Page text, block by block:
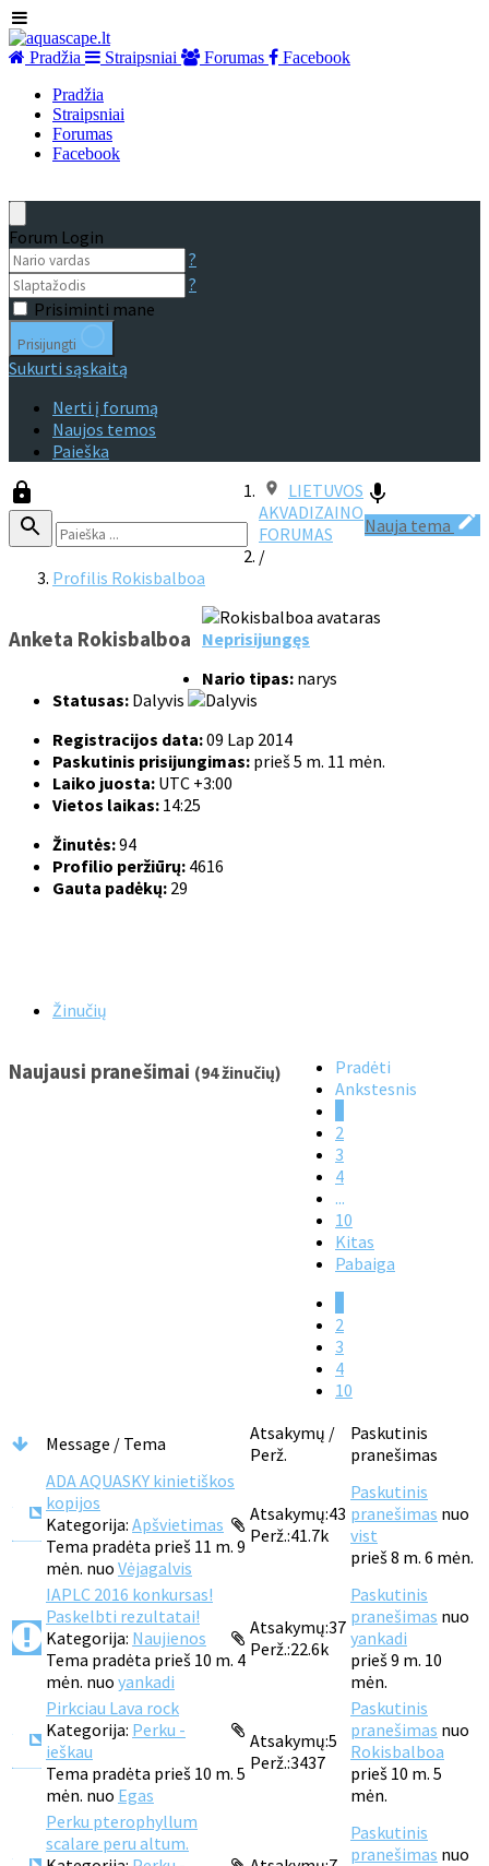
Pradžia Straipsniai Forumas
Facebook
Pradžia
Straipsniai
Forumas
Facebook
Forum Login
?
?
Prisiminti mane
Prisijungti
Sukurti sąskaitą
Nerti į forumą
Naujos temos
Paieška
Nauja tema
LIETUVOS
AKVADIZAINO
FORUMAS
/
Profilis Rokisbalboa
Anketa Rokisbalboa Neprisijungęs
Nario tipas: narys
Statusas: Dalyvis
Registracijos data:09 Lap 2014
Paskutinis prisijungimas: prieš 5 m. 11 mėn.
Laiko juosta: UTC +3:00
Vietos laikas: 14:25
Žinutės:94
Profilio peržiūrų: 4616
Gauta padėkų: 29
Žinučių
Naujausi pranešimai (94 žinučių)
Pradėti
Ankstesnis
2
3
4
...
10
Kitas
Pabaiga
2
3
4
10
Message / Tema
Atsakymų /
Perž.
Paskutinis
pranešimas
ADA AQUASKY kinietiškos
kopijos
Kategorija: Apšvietimas
Tema pradėta prieš 11 m. 9
mėn. nuo Vėjagalvis
Atsakymų:43
Perž.:41.7k
Paskutinis
pranešimas nuo
vist
prieš 8 m. 6 mėn.
IAPLC 2016 konkursas!
Paskelbti rezultatai!
Kategorija: Naujienos
Tema pradėta prieš 10 m. 4
mėn. nuo yankadi
Atsakymų:37
Perž.:22.6k
Paskutinis
pranešimas nuo
yankadi
prieš 9 m. 10
mėn.
Pirkciau Lava rock
Kategorija: Perku -
ieškau
Tema pradėta prieš 10 m. 5
mėn. nuo Egas
Atsakymų:5
Perž.:3437
Paskutinis
pranešimas nuo
Rokisbalboa
prieš 10 m. 5
mėn.
Perku pterophyllum
scalare peru altum.
Paskutinis
pranešimas nuo